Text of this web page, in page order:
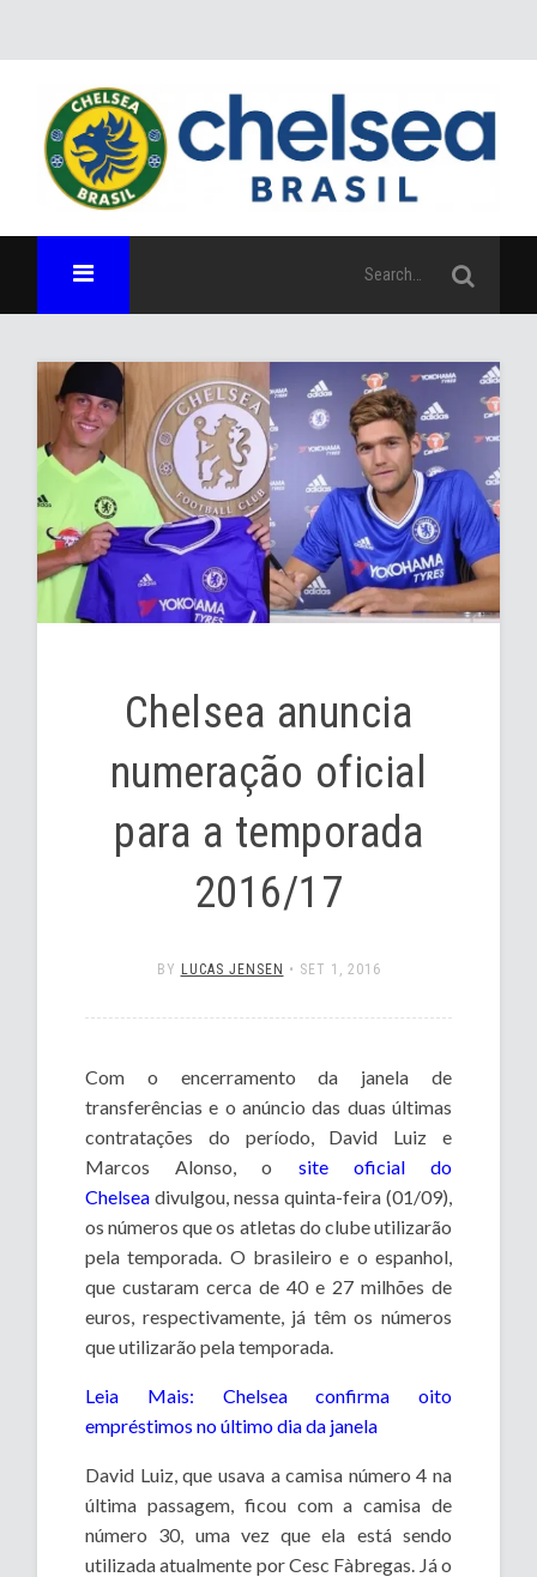
Chelsea anuncia
numeração oficial
para a temporada
2016/17
BY LUCAS JENSEN • SET 1, 2016
Com o encerramento da janela de
transferências e o anúncio das duas últimas
contratações do período, David Luiz e
Marcos Alonso, o site oficial do
Chelsea divulgou, nessa quinta-feira (01/09),
os números que os atletas do clube utilizarão
pela temporada. O brasileiro e o espanhol,
que custaram cerca de 40 e 27 milhões de
euros, respectivamente, já têm os números
que utilizarão pela temporada.
Leia Mais: Chelsea confirma oito
empréstimos no último dia da janela
David Luiz, que usava a camisa número 4 na
última passagem, ficou com a camisa de
número 30, uma vez que ela está sendo
utilizada atualmente por Cesc Fàbregas. Já o